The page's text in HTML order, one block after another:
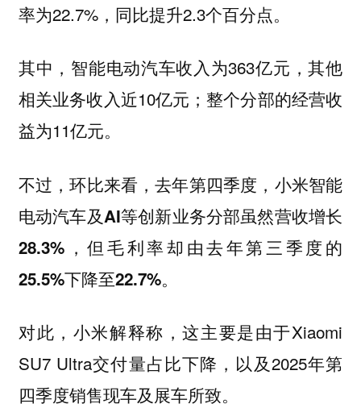
率为22.7%，同比提升2.3个百分点。
其中，智能电动汽车收入为363亿元，其他
相关业务收入近10亿元；整个分部的经营收
益为11亿元。
不过，环比来看，去年第四季度，小米智能
电动汽车及AI等创新业务分部虽然营收增长
28.3%，但毛利率却由去年第三季度的
25.5%下降至22.7%。
对此，小米解释称，这主要是由于Xiaomi
SU7 Ultra交付量占比下降，以及2025年第
四季度销售现车及展车所致。